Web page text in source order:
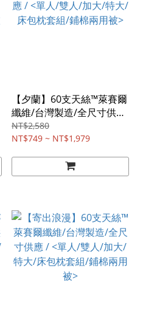
【夕蘭】60支天絲™萊賽爾
纖維/台灣製造/全尺寸供應
/ <單人/雙人/加大/特大/床
包枕套組/鋪棉兩用被>
NT$2,580
NT$749 ~ NT$1,979